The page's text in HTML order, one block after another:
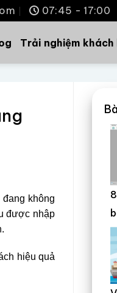
07:45 - 17:00
Trải nghiệm khách
không
được nhập
hiệu quả